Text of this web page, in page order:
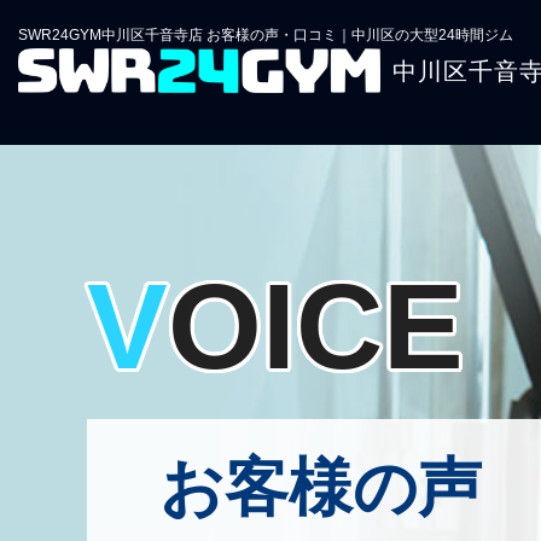
SWR24GYM中川区千音寺店 お客様の声・口コミ｜中川区の大型24時間ジム
中川区千音
VOICE
お客様の声